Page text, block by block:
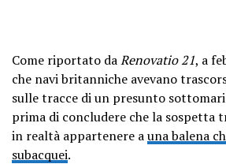
Come riportato daRenovatio 21, a
che navi britanniche avevano
sulle tracce di un presunto
prima di concludere che la sospetta
in realtà appartenere auna balena
subacquei.